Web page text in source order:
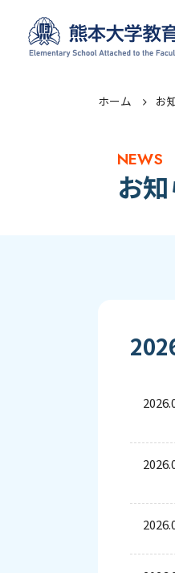
ホーム お
お
NEWS